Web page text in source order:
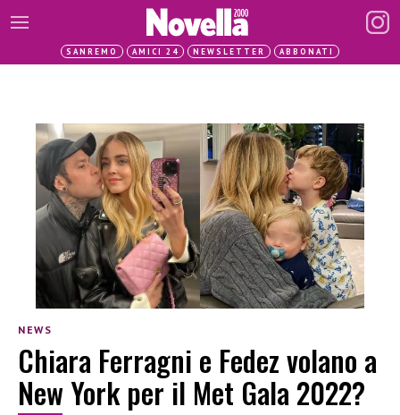
SANREMO AMICI 24 NEWSLETTER ABBONATI
NEWS
Chiara Ferragni e Fedez volano a
New York per il Met Gala 2022?